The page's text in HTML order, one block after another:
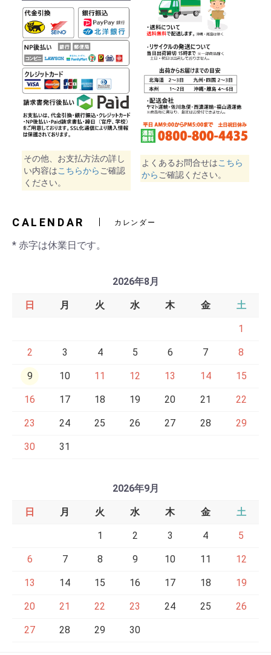
その他、お支払方法の詳し
い内容はこちらから ご確認
ください。
よくあるお問合せはこちら
から ご確認ください。
CALENDAR カレンダー
* 赤字は休業日です。
2026年8月
日 月 火 水 木 金 土
1
2 3 4 5 6 7 8
9 10 11 12 13 14 15
16 17 18 19 20 21 22
23 24 25 26 27 28 29
30 31
2026年9月
日 月 火 水 木 金 土
1 2 3 4 5
6 7 8 9 10 11 12
13 14 15 16 17 18 19
20 21 22 23 24 25 26
27 28 29 30